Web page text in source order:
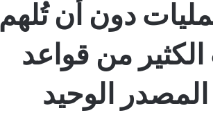
دون أن تُلهم
الكثير من قواعد
المصدر الوحيد